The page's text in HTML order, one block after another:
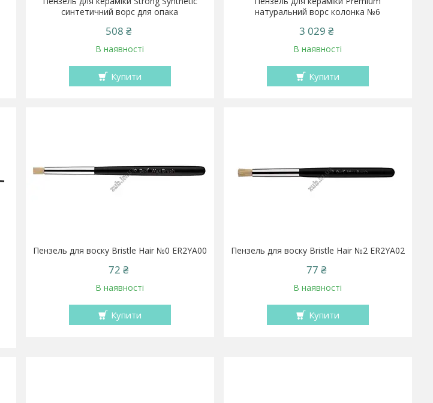
синтетичний ворс для опака
508 ₴
В наявності
Купити
натуральний ворс колонка №6
3 029 ₴
В наявності
Купити
Пензель для воску Bristle Hair №0 ER2YA00
72 ₴
В наявності
Купити
Пензель для воску Bristle Hair №2 ER2YA02
77 ₴
В наявності
Купити